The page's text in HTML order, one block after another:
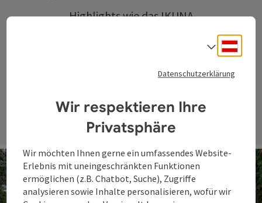
Highlights wie dasIKUNA
Datenschutzerklärung
Wir respektieren Ihre
Privatsphäre
Wir möchten Ihnen gerne ein umfassendes Website-
Erlebnis mit uneingeschränkten Funktionen
ermöglichen (z.B. Chatbot, Suche), Zugriffe
analysieren sowie Inhalte personalisieren, wofür wir